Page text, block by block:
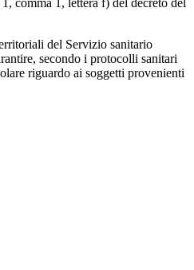
del Servizio sanitario
secondo i protocolli sanitari
riguardo ai soggetti provenienti